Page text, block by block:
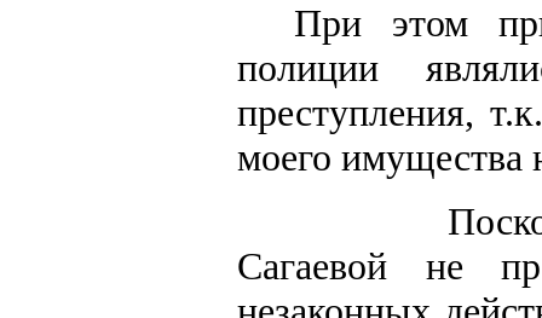
При этом
полиции
преступления,
моего имущества
Сагаевой не